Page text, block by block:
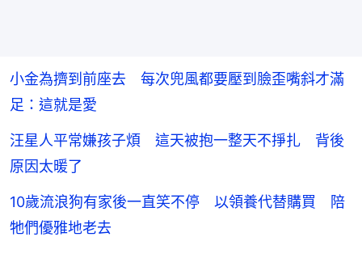
小金為擠到前座去 每次兜風都要壓到臉歪嘴斜才滿
足：這就是愛
汪星人平常嫌孩子煩 這天被抱一整天不掙扎 背後
原因太暖了
10歲流浪狗有家後一直笑不停 以領養代替購買 陪
牠們優雅地老去